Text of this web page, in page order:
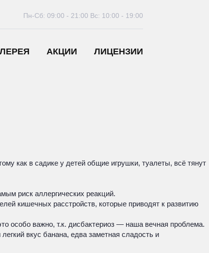
АКЦИИ ЛИЦЕНЗИИ
Пн-Сб: 09:00 - 21:00 Вс: 10:00 - 19:00
как в садике у детей общие игрушки, туалеты, всё тянут
риск аллергических реакций.
кишечных расстройств, которые приводят к развитию
особо важно, т.к. дисбактериоз — наша вечная проблема.
вкус банана, едва заметная сладость и